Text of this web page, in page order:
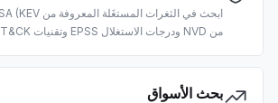
الاصطناعي.
بحث الأسواق